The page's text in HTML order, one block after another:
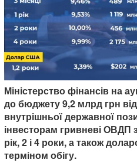
Міністерство фінансів на
до бюджету 9,2 млрд грн
внутрішньої державної
інвесторам гривневі ОВДП
рік, 2 і 4 роки, а також
терміном обігу.